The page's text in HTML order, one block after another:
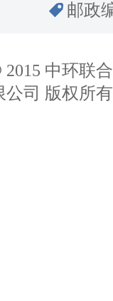
邮政
2015 中环联
公司 版权所